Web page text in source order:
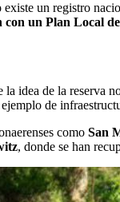
un registro
con un Plan Local
idea de la reserva
de
como San
, donde se han